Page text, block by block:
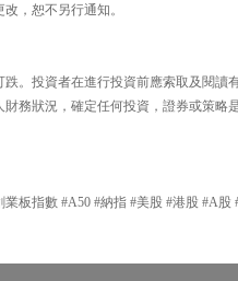
，恕不另行通知。
。投資者在進行投資前應索取及閱讀
務狀況，確定任何投資，證券或策略
板指數 #A50 #納指 #美股 #港股 #A股